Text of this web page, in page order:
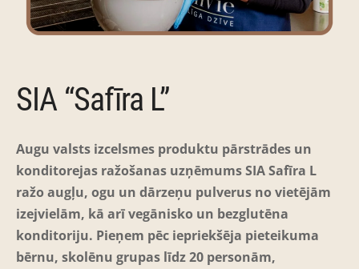
SIA “Safīra L”
Augu valsts izcelsmes produktu pārstrādes un
konditorejas ražošanas uzņēmums SIA Safīra L
ražo augļu, ogu un dārzeņu pulverus no vietējām
izejvielām, kā arī vegānisko un bezglutēna
konditoriju. Pieņem pēc iepriekšēja pieteikuma
bērnu, skolēnu grupas līdz 20 personām,